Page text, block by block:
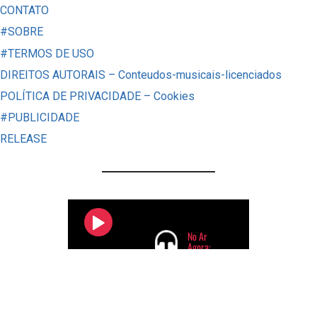
AO
BRASIL?
CONTATO
#SOBRE
#TERMOS DE USO
DIREITOS AUTORAIS – Conteudos-musicais-licenciados
POLÍTICA DE PRIVACIDADE – Cookies
#PUBLICIDADE
RELEASE